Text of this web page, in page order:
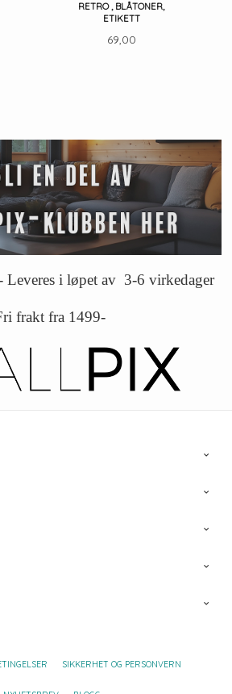
RETRO , BLÅTONER,
ETIKETT
Pris
69,00
i løpet av 3-6 virkedager
frakt fra 1499-
SIKKERHET OG PERSONVERN